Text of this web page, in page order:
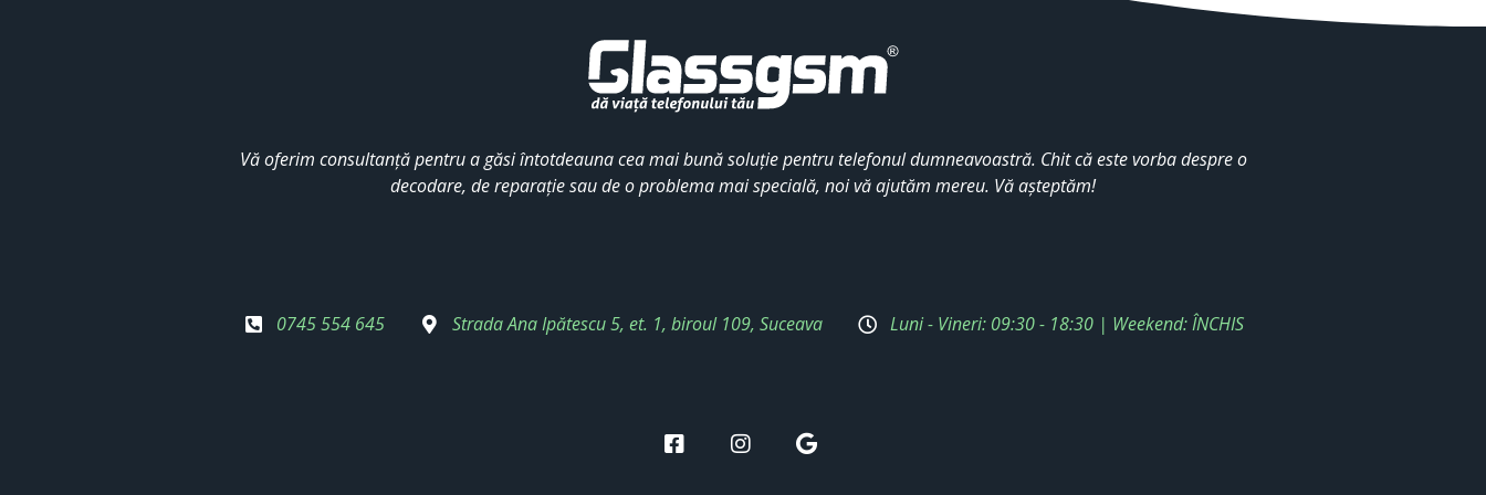
Vă oferim consultanță pentru a găsi întotdeauna cea mai bună soluție pentru telefonul dumneavoastră. Chit că este vorba despre o
decodare, de reparație sau de o problema mai specială, noi vă ajutăm mereu. Vă așteptăm!
0745 554 645 Strada Ana Ipătescu 5, et. 1, biroul 109, Suceava Luni - Vineri: 09:30 - 18:30 | Weekend: ÎNCHIS